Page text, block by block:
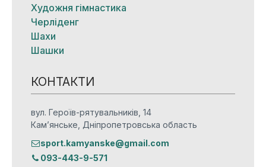
Художня гімнастика
Черліденг
Шахи
Шашки
КОНТАКТИ
вул. Героїв-рятувальників, 14
Кам’янське, Дніпропетровська область
sport.kamyanske@gmail.com
093-443-9-571